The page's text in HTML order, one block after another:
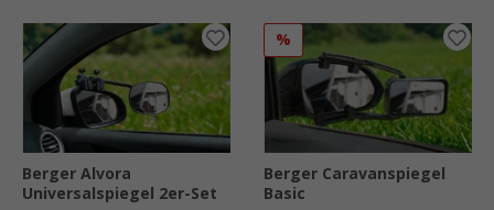
Berger Alvora
Universalspiegel 2er-Set
%
Berger Caravanspiegel
Basic